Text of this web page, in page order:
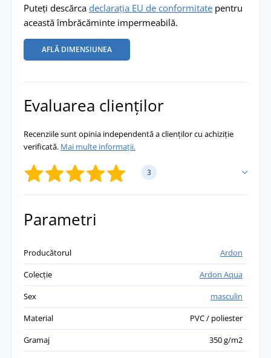
Puteți descărca declarația EU de conformitatepentru
această îmbrăcăminte impermeabilă.
AFLĂ DIMENSIUNEA
Evaluarea clienților
Recenziile sunt opinia independentă a clienților cu achiziție
verificată. Mai multe informații.
3
Jitka
Soțul meu le folosește pentru a ajunge la
serviciu atunci când plouă și merge cu
přidáno 31.01.2024
Parametri
Producătorul
Ardon
Colecție
Ardon Aqua
Sex
masculin
Material
PVC / poliester
Gramaj
350 g/m2